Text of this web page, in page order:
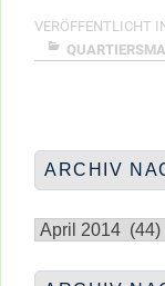
VERÖFFENTLICHT
ARCHIV
nach